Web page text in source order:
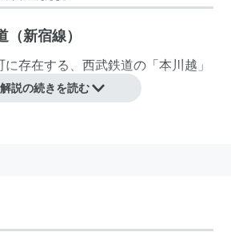
新宿線）
に存在する、西武鉄道の「本川越 」
鐘と蔵のまち」。
利用の場合は手間がかかるので注
解説の続きを読む